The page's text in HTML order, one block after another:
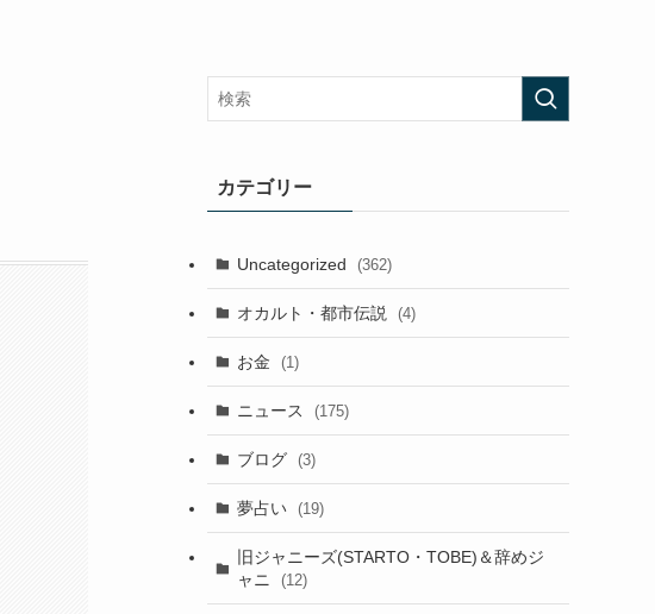
カテゴリー
Uncategorized (362)
オカルト・都市伝説 (4)
お金 (1)
ニュース (175)
ブログ (3)
夢占い (19)
旧ジャニーズ(STARTO・TOBE)＆辞めジ
ャニ
(12)